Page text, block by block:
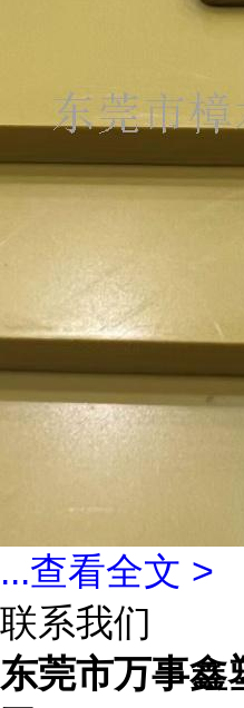
...查看全文 >
联系我们
东莞市万事鑫